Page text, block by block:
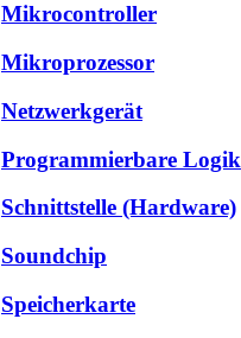
Mikrocontroller
Mikroprozessor
Netzwerkgerät
Programmierbare Logik
Schnittstelle (Hardware)
Soundchip
Speicherkarte